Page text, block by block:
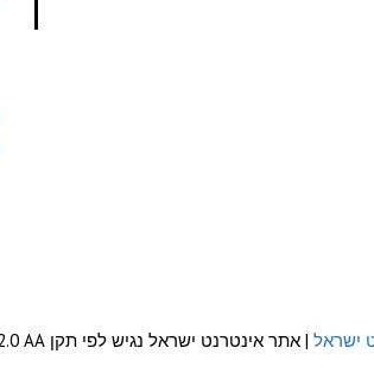
ישראל | אתר אינטרנט ישראל נגיש לפי תקן WCAG 2.0 AA